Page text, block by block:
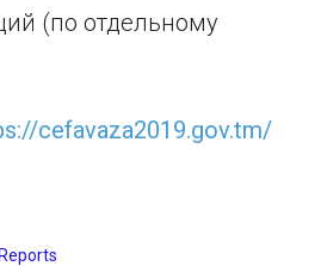
(по отдельному
cefavaza2019.gov.tm/